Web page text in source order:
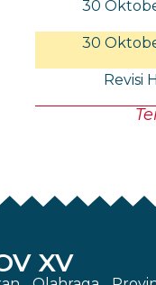
30
30
Revisi
XV